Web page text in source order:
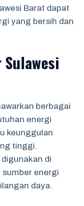
Barat dapat
yang bersih dan
berbagai
energi
keunggulan
tinggi.
di
energi
daya.